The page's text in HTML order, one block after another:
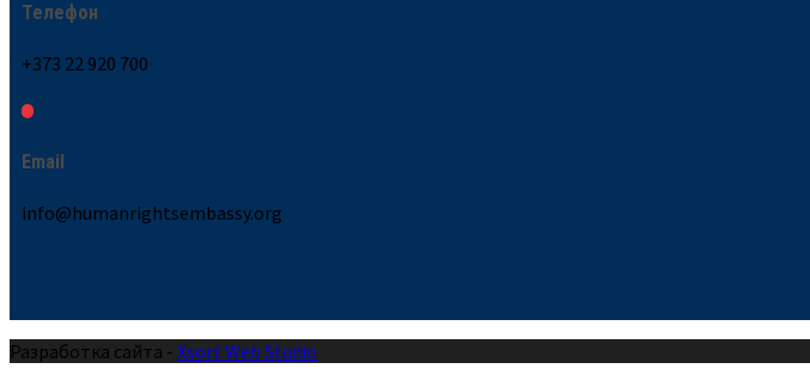
Телефон
+373 22 920 700
Email
info@humanrightsembassy.org
Разработка сайта - Xsort Web Studio